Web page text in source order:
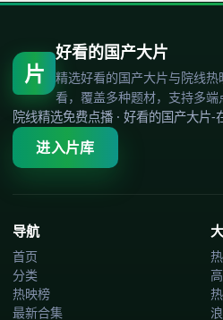
片
好看的国产大片
精选好看的国产大片与院线
看，覆盖多种题材，支持多端
院线精选免费点播 ·好看的国产大片-
进入片库
导航
首页
分类
热映榜
最新合集